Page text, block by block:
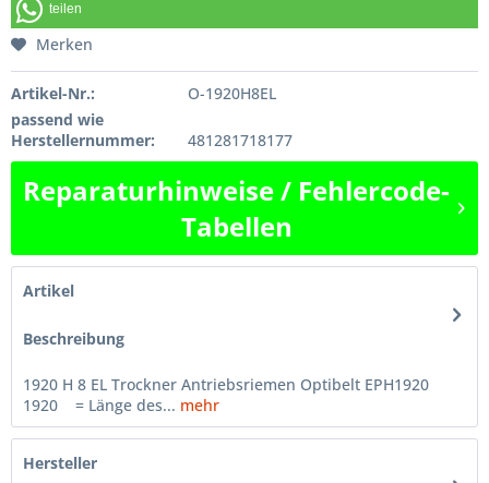
teilen
Merken
Artikel-Nr.:
O-1920H8EL
passend wie
Herstellernummer:
481281718177
Reparaturhinweise / Fehlercode-
Tabellen
Artikel
Beschreibung
1920 H 8 EL Trockner Antriebsriemen Optibelt EPH1920
1920 = Länge des... mehr
Hersteller